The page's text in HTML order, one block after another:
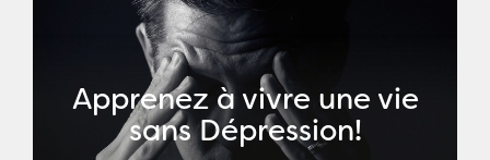
Apprenez à vivre une vie
sans Dépression!